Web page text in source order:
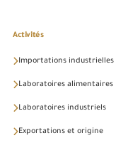
Activités
Importations industrielles
Laboratoires alimentaires
Laboratoires industriels
Exportations et origine